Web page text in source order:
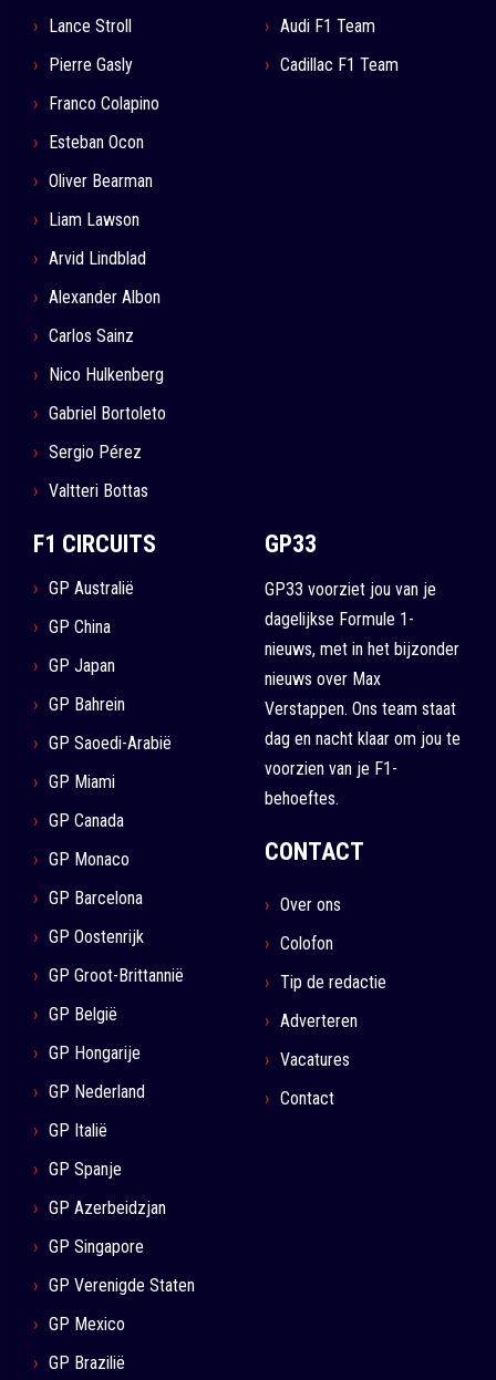
Lance Stroll
Pierre Gasly
Franco Colapino
Esteban Ocon
Oliver Bearman
Liam Lawson
Arvid Lindblad
Alexander Albon
Carlos Sainz
Nico Hulkenberg
Gabriel Bortoleto
Sergio Pérez
Valtteri Bottas
Audi F1 Team
Cadillac F1 Team
F1 CIRCUITS
GP Australië
GP China
GP Japan
GP Bahrein
GP Saoedi-Arabië
GP Miami
GP Canada
GP Monaco
GP Barcelona
GP Oostenrijk
GP Groot-Brittannië
GP België
GP Hongarije
GP Nederland
GP Italië
GP Spanje
GP Azerbeidzjan
GP Singapore
GP Verenigde Staten
GP Mexico
GP Brazilië
GP33
GP33 voorziet jou van je
dagelijkse Formule 1-
nieuws, met in het bijzonder
nieuws over Max
Verstappen. Ons team staat
dag en nacht klaar om jou te
voorzien van je F1-
behoeftes.
CONTACT
Over ons
Colofon
Tip de redactie
Adverteren
Vacatures
Contact